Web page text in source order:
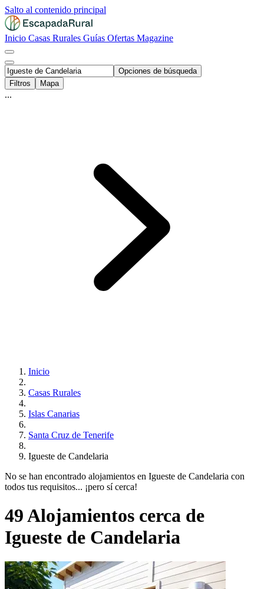
Salto al contenido principal
Inicio Casas Rurales Guías Ofertas Magazine
Opciones de búsqueda
Filtros
Mapa
...
Inicio
Casas Rurales
Islas Canarias
Santa Cruz de Tenerife
Igueste de Candelaria
No se han encontrado alojamientos en Igueste de Candelaria con
todos tus requisitos... ¡pero sí cerca!
49 Alojamientos cerca de
Igueste de Candelaria